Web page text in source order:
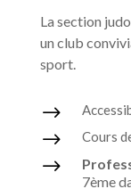
La section
un club
sport.
$
$ Cours
$
7ème